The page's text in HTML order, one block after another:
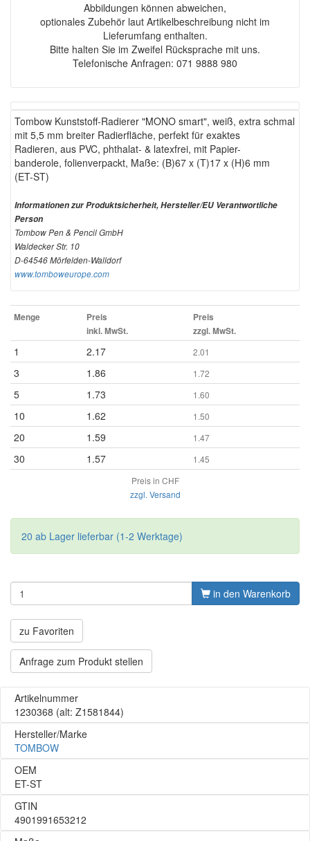
Abbildungen können abweichen,
optionales Zubehör laut Artikelbeschreibung nicht im
Lieferumfang enthalten.
Bitte halten Sie im Zweifel Rücksprache mit uns.
Telefonische Anfragen: 071 9888 980
Tombow Kunststoff-Radierer "MONO smart", weiß, extra schmal
mit 5,5 mm breiter Radierfläche, perfekt für exaktes
Radieren, aus PVC, phthalat- & latexfrei, mit Papier-
banderole, folienverpackt, Maße: (B)67 x (T)17 x (H)6 mm
(ET-ST)
Informationen zur Produktsicherheit, Hersteller/EU Verantwortliche
Person
Tombow Pen & Pencil GmbH
Waldecker Str. 10
D-64546 Mörfelden-Walldorf
www.tomboweurope.com
Menge
Preis
inkl. MwSt.
Preis
zzgl. MwSt.
1 2.17 2.01
3 1.86 1.72
5 1.73 1.60
10 1.62 1.50
20 1.59 1.47
30 1.57
1.45
Preis in CHF
zzgl. Versand
20 ab Lager lieferbar (1-2 Werktage)
in den Warenkorb
zu Favoriten
Anfrage zum Produkt stellen
Artikelnummer
1230368 (alt: Z1581844)
Hersteller/Marke
TOMBOW
OEM
ET-ST
GTIN
4901991653212